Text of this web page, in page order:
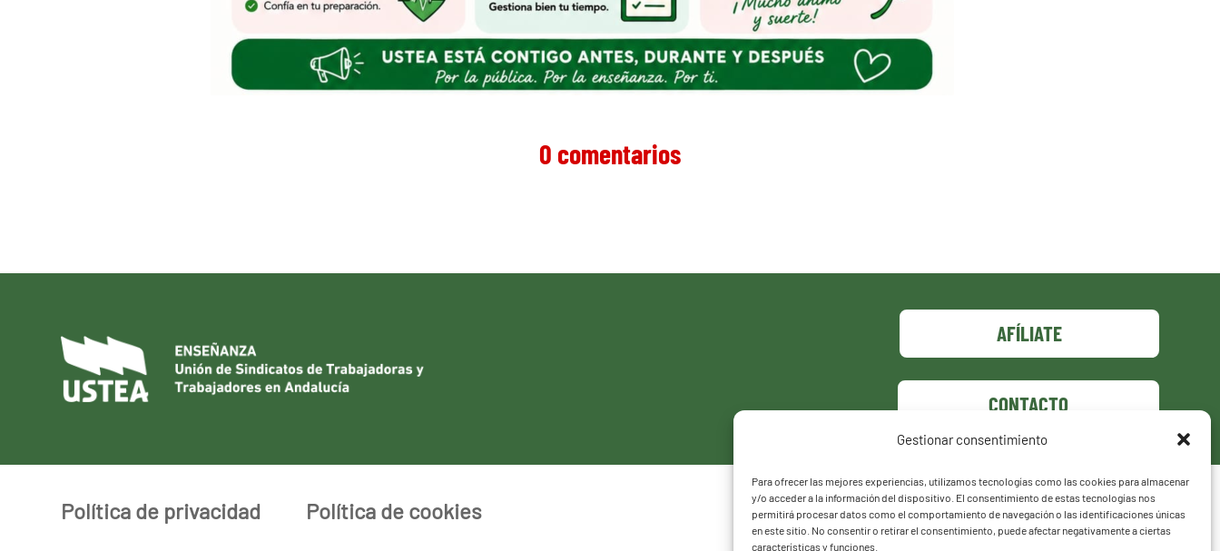
Gestionar consentimiento
Para ofrecer las mejores experiencias, utilizamos tecnologías como las cookies para almacenar
y/o acceder a la información del dispositivo. El consentimiento de estas tecnologías nos
permitirá procesar datos como el comportamiento de navegación o las identificaciones únicas
en este sitio. No consentir o retirar el consentimiento, puede afectar negativamente a ciertas
características y funciones.
0 comentarios
AFÍLIATE
CONTACTO
Política de privacidad Política de cookies